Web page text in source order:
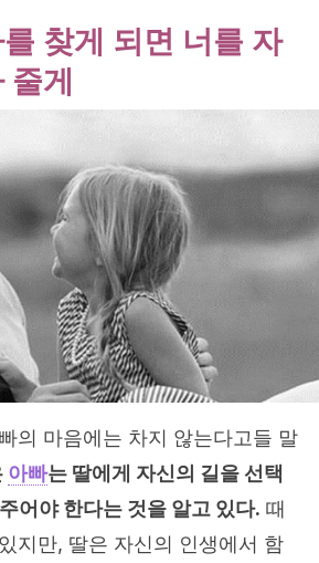
찾게 되면 너를 자
게
의 마음에는 차지 않는다고들 말
아빠는 딸에게 자신의 길을 선택
어야 한다는 것을 알고 있다. 때
지만, 딸은 자신의 인생에서 함